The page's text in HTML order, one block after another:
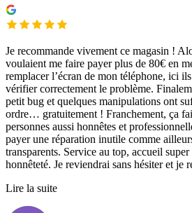
Je recommande vivement ce magasin !
voulaient me faire payer plus de 80€ en
remplacer l’écran de mon téléphone, ici
vérifier correctement le problème.
petit bug et quelques manipulations ont
ordre… gratuitement ! Franchement, ça
personnes aussi honnêtes et
payer une réparation inutile comme
transparents. Service au top, accueil
honnêteté. Je reviendrai sans hésiter et je
Lire la suite